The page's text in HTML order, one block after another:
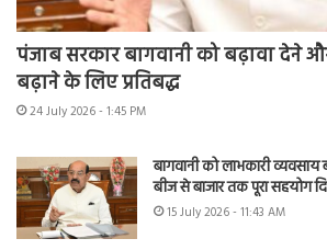
पंजाब सरकार बागवानी को बढ़ावा देने
बढ़ाने के लिए प्रतिबद्ध
24 July 2026 - 1:45 PM
बागवानी को लाभकारी
बीज से बाजार तक पूरा सहयोग
15 July 2026 - 11:43 AM